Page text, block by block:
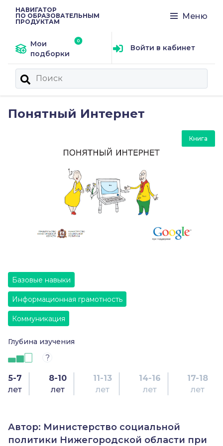
НАВИГАТОР
ПО ОБРАЗОВАТЕЛЬНЫМ
ПРОДУКТАМ
Меню
Мои
подборки
Войти в кабинет
Понятный Интернет
Книга
Базовые навыки
Информационная грамотность
Коммуникация
Глубина изучения
?
5-7
лет
8-10
лет
11-13
лет
14-16
лет
17-18
лет
Автор: Министерство социальной
политики Нижегородской области при